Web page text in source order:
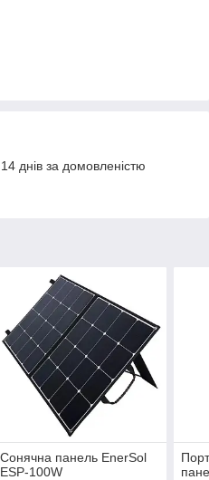
днів за домовленістю
Сонячна панель EnerSol
ESP-100W